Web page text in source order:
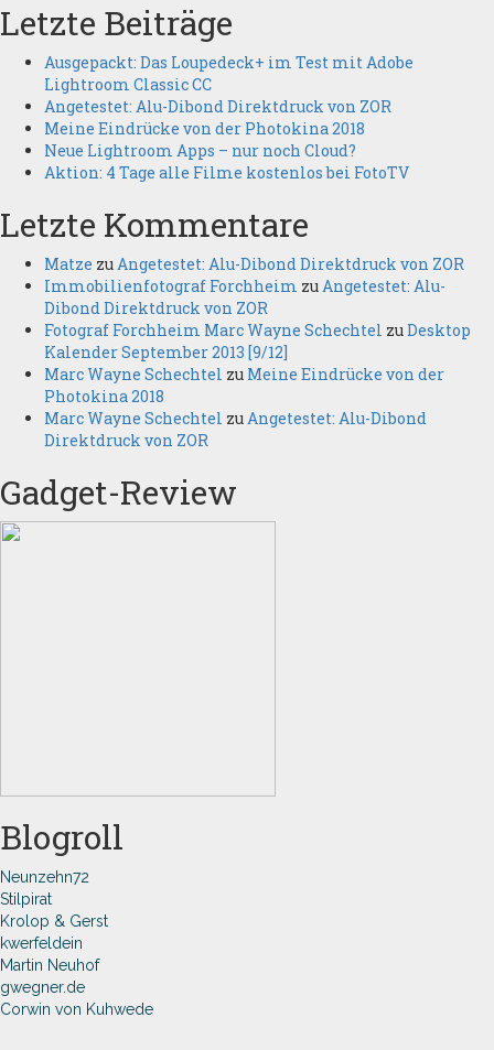
Letzte Beiträge
Ausgepackt: Das Loupedeck+ im Test mit Adobe
Lightroom Classic CC
Angetestet: Alu-Dibond Direktdruck von ZOR
Meine Eindrücke von der Photokina 2018
Neue Lightroom Apps – nur noch Cloud?
Aktion: 4 Tage alle Filme kostenlos bei FotoTV
Letzte Kommentare
Matze zuAngetestet: Alu-Dibond Direktdruck von ZOR
Immobilienfotograf Forchheim zuAngetestet: Alu-
Dibond Direktdruck von ZOR
Fotograf Forchheim Marc Wayne Schechtel zuDesktop
Kalender September 2013 [9/12]
Marc Wayne Schechtel zu Meine Eindrücke von der
Photokina 2018
Marc Wayne Schechtel zuAngetestet: Alu-Dibond
Direktdruck von ZOR
Gadget-Review
Blogroll
Neunzehn72
Stilpirat
Krolop & Gerst
kwerfeldein
Martin Neuhof
gwegner.de
Corwin von Kuhwede